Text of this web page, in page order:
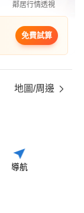
鄰居行情透視
免費試算
地圖/周邊
導航